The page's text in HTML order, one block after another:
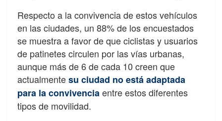
Respecto a la convivencia de estos vehículos
en las ciudades, un 88% de los encuestados
se muestra a favor de que ciclistas y usuarios
de patinetes circulen por las vías urbanas,
aunque más de 6 de cada 10 creen que
actualmentesu ciudad no está adaptada
para la convivenciaentre estos diferentes
tipos de movilidad.